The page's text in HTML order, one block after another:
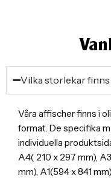
Vilka storlekar
Våra affischer finns i
format. De specifika
individuella
A4( 210 x 297 mm),
mm), A1(594 x 841